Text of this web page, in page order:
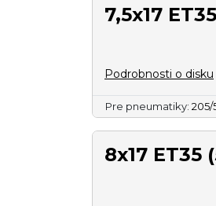
7,5x17
Podrobnosti o disku
Pre pneumatiky: 205/
8x17 ET35